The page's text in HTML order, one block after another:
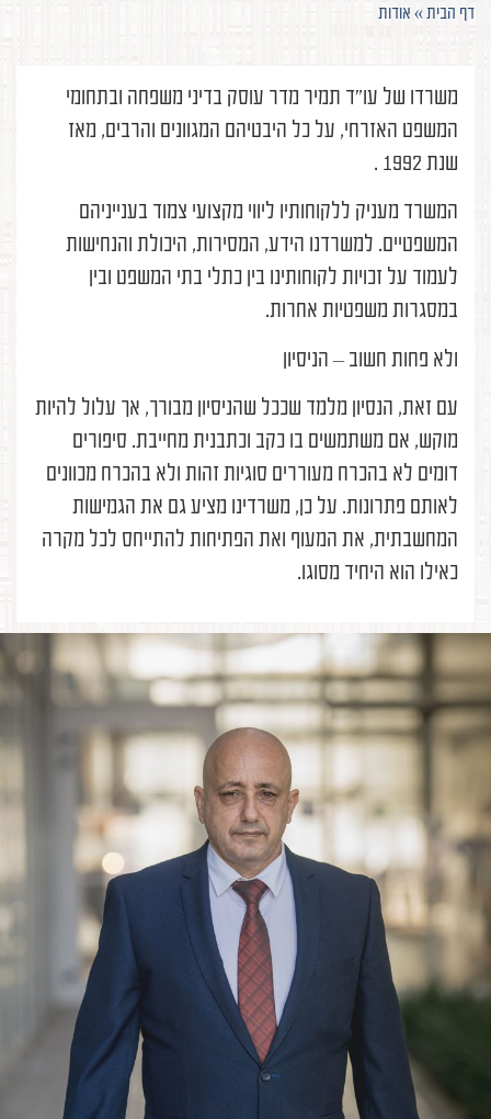
דף הבית» אודות
משרדו של עו"ד תמיר מדר עוסק בדיני משפחה ובתחומי
המשפט האזרחי, על כל היבטיהם המגוונים והרבים, מאז
שנת 1992 .
המשרד מעניק ללקוחותיו ליווי מקצועי צמוד בענייניהם
המשפטיים. למשרדנו הידע, המסירות, היכולת והנחישות
לעמוד על זכויות לקוחותינו בין כתלי בתי המשפט ובין
במסגרות משפטיות אחרות.
ולא פחות חשוב – הניסיון
עם זאת, הנסיון מלמד שככל שהניסיון מבורך, אך עלול להיות
מוקש, אם משתמשים בו כקב וכתבנית מחייבת. סיפורים
דומים לא בהכרח מעוררים סוגיות זהות ולא בהכרח מכוונים
לאותם פתרונות. על כן, משרדינו מציע גם את הגמישות
המחשבתית, את המעוף ואת הפתיחות להתייחס לכל מקרה
כאילו הוא היחיד מסוגו.